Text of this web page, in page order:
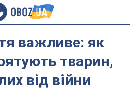
важливе: як
тварин,
від війни